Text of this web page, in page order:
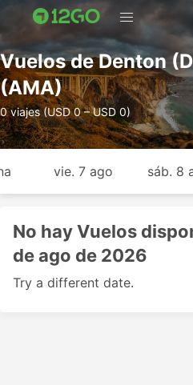
Vuelos de Denton
(AMA)
0 viajes (USD 0 – USD 0)
vie. 7 ago sáb. 8
No hay Vuelos
de ago de 2026
Try a different date.